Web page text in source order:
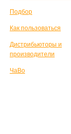
Подбор
Как пользоваться
Дистрибьюторы и
производители
ЧаВо